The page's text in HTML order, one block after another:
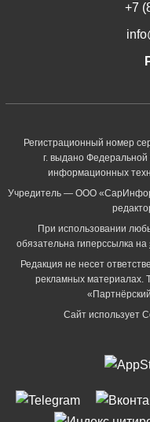
+7
Регистрационный номер
г. выдано
информационных
Учредитель — ООО
При использовании
обязательна гиперссылка на
Редакция не несет
рекламных материалах.
Сайт использует